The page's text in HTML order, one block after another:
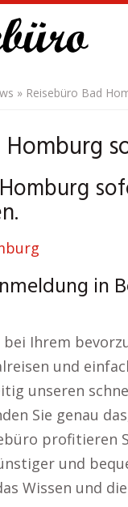
» Reisebüro Bad
Homburg
in
Ihrem
und
unseren
Sie genau
profitieren
und
Wissen und